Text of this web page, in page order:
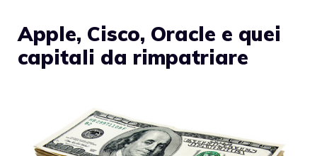
Apple, Cisco, Oracle e quei
capitali da rimpatriare